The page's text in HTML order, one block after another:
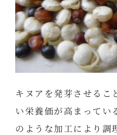
キヌアを発芽させるこ
い栄養価が高まってい
のような加工により調